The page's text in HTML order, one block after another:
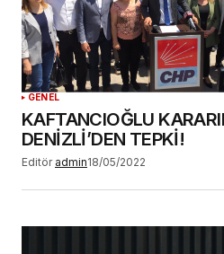
GENEL
KAFTANCIOĞLU
DENİZLİ’DEN TEPKİ!
Editör admin18/05/2022